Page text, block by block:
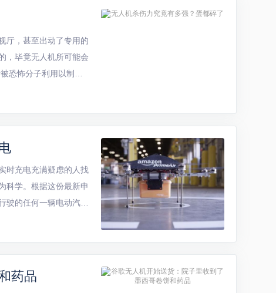
厅，甚至出动了专用的
，毕竟无人机所可能会
恐怖分子利用以制造
人机，也是需要非常
时充电充满疑虑的人找
科学。根据这份最新申
的任何一辆电动汽车
专利似乎很疯狂，因
药品